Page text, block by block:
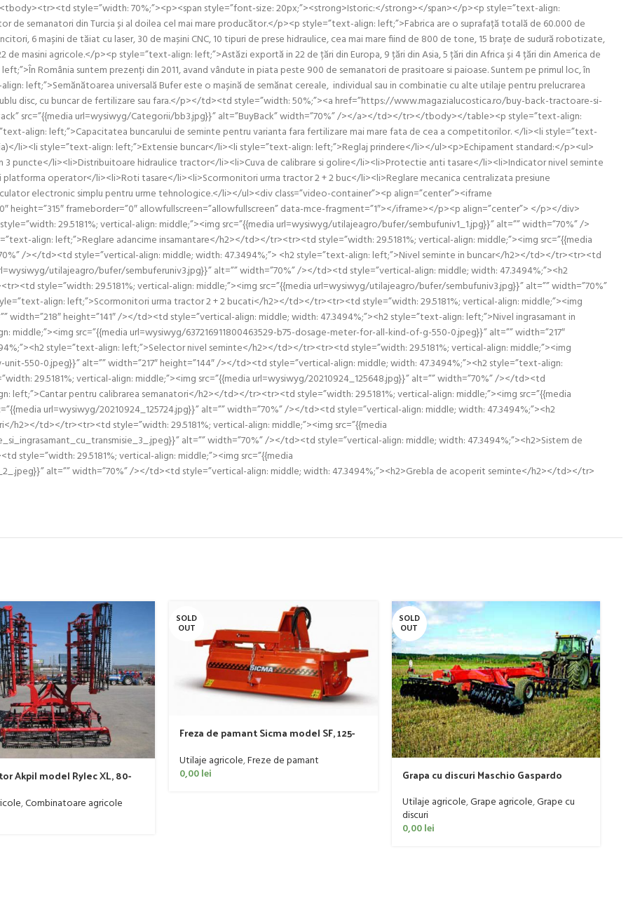
style=”width: 70%;”><p><span style=”font-size: 20px;”><strong>Istoric:</strong></span></p><p style=”text-align:
de semanatori din Turcia și al doilea cel mai mare producător.</p><p style=”text-align: left;”>Fabrica are o suprafață totală de 60.000 de
6 mașini de tăiat cu laser, 30 de mașini CNC, 10 tipuri de prese hidraulice, cea mai mare fiind de 800 de tone, 15 brațe de sudură robotizate,
de masini agricole.</p><p style=”text-align: left;”>Astăzi exportă in 22 de țări din Europa, 9 țări din Asia, 5 țări din Africa și 4 țări din America de
România suntem prezenți din 2011, avand vândute in piata peste 900 de semanatori de prasitoare si paioase. Suntem pe primul loc, în
left;”>Semănătoarea universală Bufer este o mașină de semănat cereale, individual sau in combinatie cu alte utilaje pentru prelucrarea
disc, cu buncar de fertilizare sau fara.</p></td><td style=”width: 50%;”><a href=”https://www.magazialucostica.ro/buy-back-tractoare-si-
src=”{{media url=wysiwyg/Categorii/bb3.jpg}}” alt=”BuyBack” width=”70%” /></a></td></tr></tbody></table><p style=”text-align:
align: left;”>Capacitatea buncarului de seminte pentru varianta fara fertilizare mai mare fata de cea a competitorilor. </li><li style=”text-
li><li style=”text-align: left;”>Extensie buncar</li><li style=”text-align: left;”>Reglaj prindere</li></ul><p>Echipament standard:</p><ul>
3 puncte</li><li>Distribuitoare hidraulice tractor</li><li>Cuva de calibrare si golire</li><li>Protectie anti tasare</li><li>Indicator nivel seminte
operator</li><li>Roti tasare</li><li>Scormonitori urma tractor 2 + 2 buc</li><li>Reglare mecanica centralizata presiune
electronic simplu pentru urme tehnologice.</li></ul><div class=”video-container”><p align=”center”><iframe
frameborder=”0″ allowfullscreen=”allowfullscreen” data-mce-fragment=”1″></iframe></p><p align=”center”> </p></div>
29.5181%; vertical-align: middle;”><img src=”{{media url=wysiwyg/utilajeagro/bufer/sembufuniv1_1.jpg}}” alt=”” width=”70%” />
align: left;”>Reglare adancime insamantare</h2></td></tr><tr><td style=”width: 29.5181%; vertical-align: middle;”><img src=”{{media
/></td><td style=”vertical-align: middle; width: 47.3494%;”> <h2 style=”text-align: left;”>Nivel seminte in buncar</h2></td></tr><tr><td
utilajeagro/bufer/sembuferuniv3.jpg}}” alt=”” width=”70%” /></td><td style=”vertical-align: middle; width: 47.3494%;”><h2
style=”width: 29.5181%; vertical-align: middle;”><img src=”{{media url=wysiwyg/utilajeagro/bufer/sembufuniv3.jpg}}” alt=”” width=”70%”
align: left;”>Scormonitori urma tractor 2 + 2 bucati</h2></td></tr><tr><td style=”width: 29.5181%; vertical-align: middle;”><img
height=”141″ /></td><td style=”vertical-align: middle; width: 47.3494%;”><h2 style=”text-align: left;”>Nivel ingrasamant in
src=”{{media url=wysiwyg/637216911800463529-b75-dosage-meter-for-all-kind-of-g-550-0.jpeg}}” alt=”” width=”217″
style=”text-align: left;”>Selector nivel seminte</h2></td></tr><tr><td style=”width: 29.5181%; vertical-align: middle;”><img
550-0.jpeg}}” alt=”” width=”217″ height=”144″ /></td><td style=”vertical-align: middle; width: 47.3494%;”><h2 style=”text-align:
29.5181%; vertical-align: middle;”><img src=”{{media url=wysiwyg/20210924_125648.jpg}}” alt=”” width=”70%” /></td><td
left;”>Cantar pentru calibrarea semanatori</h2></td></tr><tr><td style=”width: 29.5181%; vertical-align: middle;”><img src=”{{media
url=wysiwyg/20210924_125724.jpg}}” alt=”” width=”70%” /></td><td style=”vertical-align: middle; width: 47.3494%;”><h2
h2></td></tr><tr><td style=”width: 29.5181%; vertical-align: middle;”><img src=”{{media
alt=”” width=”70%” /></td><td style=”vertical-align: middle; width: 47.3494%;”><h2>Sistem de
style=”width: 29.5181%; vertical-align: middle;”><img src=”{{media
alt=”” width=”70%” /></td><td style=”vertical-align: middle; width: 47.3494%;”><h2>Grebla de acoperit seminte</h2></td></tr>
Akpil model Rylec XL, 80-
,Combinatoare agricole
SOLD
OUT
Freza de pamant Sicma model SF, 125-
Utilaje agricole,Freze de pamant
0,00lei
SOLD
OUT
Grapa cu discuri Maschio Gaspardo
Utilaje agricole,Grape agricole,Grape cu
discuri
0,00lei